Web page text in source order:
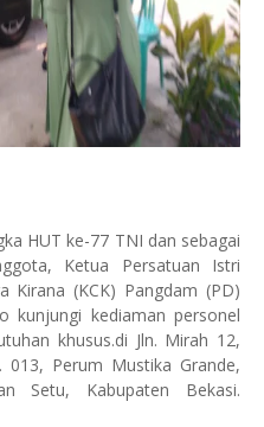
HUT ke-77 TNI dan sebagai
Ketua Persatuan Istri
Kirana (KCK) Pangdam (PD)
kunjungi kediaman personel
khusus.di Jln. Mirah 12,
Perum Mustika Grande,
Setu, Kabupaten Bekasi.